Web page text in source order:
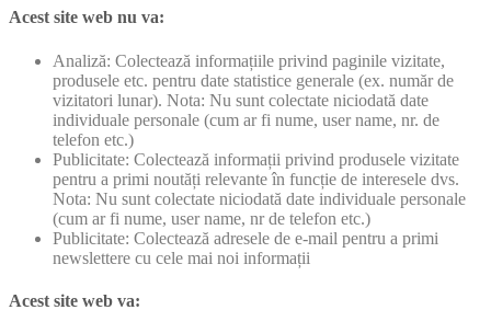
Acest site web nu va:
Analiză: Colectează informațiile privind paginile vizitate,
produsele etc. pentru date statistice generale (ex. număr de
vizitatori lunar). Nota: Nu sunt colectate niciodată date
individuale personale (cum ar fi nume, user name, nr. de
telefon etc.)
Publicitate: Colectează informații privind produsele vizitate
pentru a primi noutăți relevante în funcție de interesele dvs.
Nota: Nu sunt colectate niciodată date individuale personale
(cum ar fi nume, user name, nr de telefon etc.)
Publicitate: Colectează adresele de e-mail pentru a primi
newslettere cu cele mai noi informații
Acest site web va: